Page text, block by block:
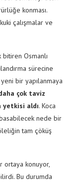
konması.
çalışmalar ve
bitiren Osmanlı
sürecine
bir yapılanmaya
çok taviz
yetkisi aldı. Koca
nede bir
tam çöküş
ortaya konuyor,
Bu durumda